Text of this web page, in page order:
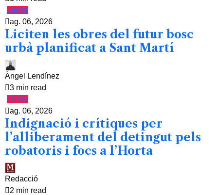
Lleida
ag. 06, 2026
Liciten les obres del futur bosc
urbà planificat a Sant Martí
Àngel Lendínez
3 min read
Lleida
ag. 06, 2026
Indignació i crítiques per
l’alliberament del detingut pels
robatoris i focs a l’Horta
Redacció
2 min read